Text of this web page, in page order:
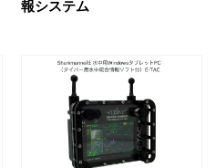
報システム